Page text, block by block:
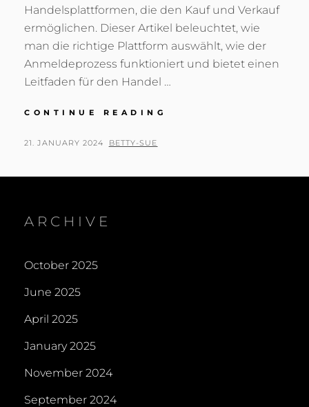
Handelsplattformen, die den Kauf und Verkauf
ermöglichen. Dieser Artikel beleuchtet, wie
man die richtige Plattform auswählt, wie der
Anmeldeprozess funktioniert und bietet einen
Leitfaden für den Handel …
CONTINUE READING
POSTED
21. JANUARY 2024 BY
BETTY-SUE
ARCHIVE
October 2025
June 2025
April 2025
January 2025
November 2024
September 2024